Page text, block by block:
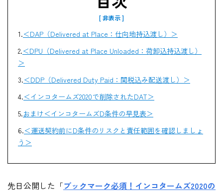
＜DAP （Delivered at Place ：仕向地持込渡し）＞
＜DPU （Delivered at Place Unloaded ：荷卸込持込渡し）
＞
＜DDP （Delivered Duty Paid ：関税込み配送渡し）＞
＜インコタームズ2020で削除されたDAT＞
おまけ＜インコタームズD条件の早見表＞
＜運送契約前にD条件のリスクと責任範囲を確認しましょ
う＞
先日公開した「ブックマーク必須！インコタームズ2020の